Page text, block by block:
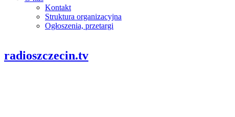
Kontakt
Struktura organizacyjna
Ogłoszenia, przetargi
radioszczecin.tv